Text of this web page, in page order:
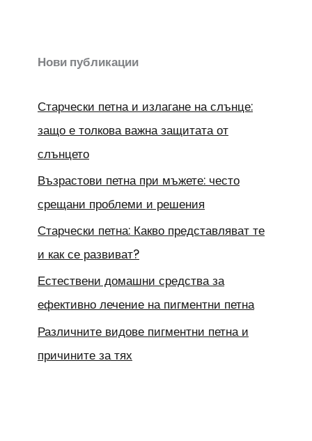
Нови публикации
Старчески петна и излагане на слънце:
защо е толкова важна защитата от
слънцето
Възрастови петна при мъжете: често
срещани проблеми и решения
Старчески петна: Какво представляват те
и как се развиват?
Естествени домашни средства за
ефективно лечение на пигментни петна
Различните видове пигментни петна и
причините за тях